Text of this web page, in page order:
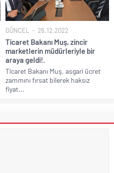
GÜNCEL 26.12.2022
Ticaret Bakanı Muş, zincir
marketlerin müdürleriyle bir
araya geldi!.
Ticaret Bakanı Muş, asgari ücret
zammını fırsat bilerek haksız
fiyat...